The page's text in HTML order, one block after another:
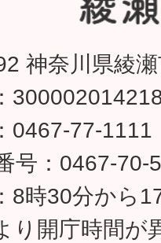
神奈川県綾
0467-77-1111
号：0467-70-
8時30分から
り開庁時間